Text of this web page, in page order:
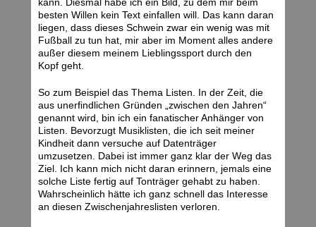
besten Willen kein Text einfallen will. Das kann daran
liegen, dass dieses Schwein zwar ein wenig was mit
Fußball zu tun hat, mir aber im Moment alles andere
außer diesem meinem Lieblingssport durch den
Kopf geht.
So zum Beispiel das Thema Listen. In der Zeit, die
aus unerfindlichen Gründen „zwischen den Jahren“
genannt wird, bin ich ein fanatischer Anhänger von
Listen. Bevorzugt Musiklisten, die ich seit meiner
Kindheit dann versuche auf Datenträger
umzusetzen. Dabei ist immer ganz klar der Weg das
Ziel. Ich kann mich nicht daran erinnern, jemals eine
solche Liste fertig auf Tonträger gehabt zu haben.
Wahrscheinlich hätte ich ganz schnell das Interesse
an diesen Zwischenjahreslisten verloren.